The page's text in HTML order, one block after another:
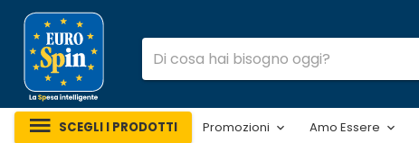
SCEGLI I PRODOTTI Promozioni Amo Essere